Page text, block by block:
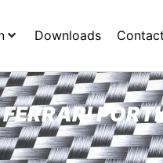
Downloads Contact